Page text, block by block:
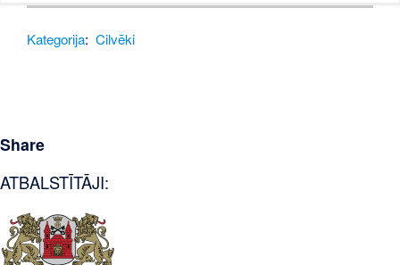
Kategorija: Cilvēki
Share
ATBALSTĪTĀJI: